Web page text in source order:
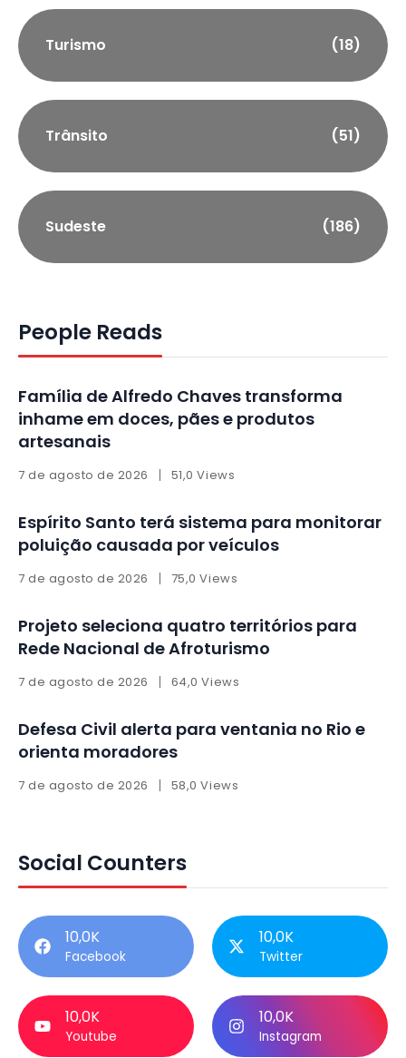
Turismo (18)
Trânsito (51)
Sudeste (186)
People Reads
Família de Alfredo Chaves transforma
inhame em doces, pães e produtos
artesanais
7 de agosto de 2026 51,0 Views
Espírito Santo terá sistema para monitorar
poluição causada por veículos
7 de agosto de 2026 75,0 Views
Projeto seleciona quatro territórios para
Rede Nacional de Afroturismo
7 de agosto de 2026 64,0 Views
Defesa Civil alerta para ventania no Rio e
orienta moradores
7 de agosto de 2026 58,0 Views
Social Counters
10,0K
Facebook
10,0K
Twitter
10,0K
Youtube
10,0K
Instagram